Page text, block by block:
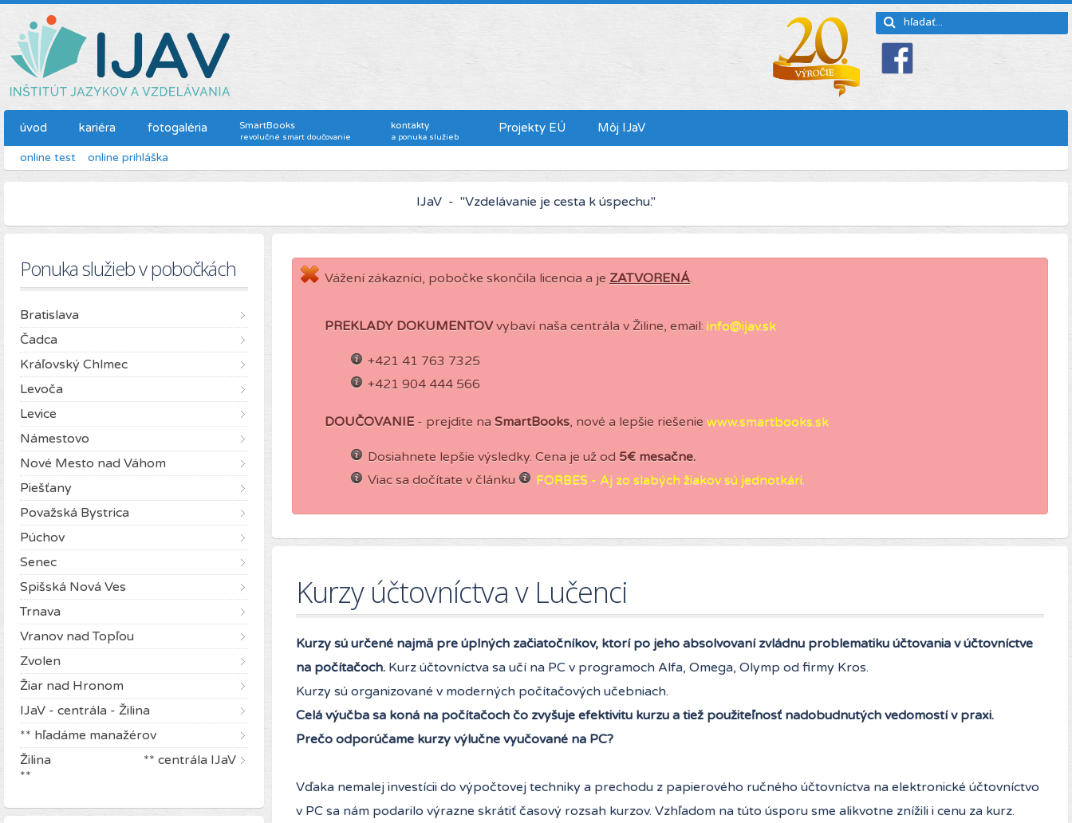
úvod kariéra fotogaléria SmartBooks
revolučné smart doučovanie
kontakty
a ponuka služieb
Projekty EÚ Môj IJaV
online test online prihláška
IJaV - "Vzdelávanie je cesta k úspechu."
IJaV - "Kto chce viac zarábať, musí sa viac vzdelávať."
Vážení zákazníci, pobočke skončila licencia a je ZATVORENÁ.
PREKLADY DOKUMENTOVvybaví naša centrála v Žiline, email: info@ijav.sk
+421 41 763 7325
+421 904 444 566
DOUČOVANIE - prejdite na SmartBooks, nové a lepšie riešenie www.smartbooks.sk
Dosiahnete lepšie výsledky. Cena je už od 5€ mesačne.
Viac sa dočítate v článku
FORBES - Aj zo slabých žiakov sú jednotkári.
Kurzy účtovníctva v Lučenci
Kurzy sú určené najmä pre úplných začiatočníkov, ktorí po jeho absolvovaní zvládnu problematiku účtovania v účtovníctve
na počítačoch. Kurz účtovníctva sa učí na PC v programoch Alfa, Omega, Olymp od firmy Kros.
Kurzy sú organizované v moderných počítačových učebniach.
Celá výučba sa koná na počítačoch čo zvyšuje efektivitu kurzu a tiež použiteľnosť nadobudnutých vedomostí v praxi.
Prečo odporúčame kurzy výlučne vyučované na PC?
Vďaka nemalej investícii do výpočtovej techniky a prechodu z papierového ručného účtovníctva na elektronické účtovníctvo
v PC sa nám podarilo výrazne skrátiť časový rozsah kurzov. Vzhľadom na túto úsporu sme alikvotne znížili i cenu za kurz.
Ponuka služieb v pobočkách
Bratislava
Čadca
Kráľovský Chlmec
Levoča
Levice
Námestovo
Nové Mesto nad Váhom
Piešťany
Považská Bystrica
Púchov
Senec
Spišská Nová Ves
Trnava
Vranov nad Topľou
Zvolen
Žiar nad Hronom
IJaV - centrála - Žilina
** hľadáme manažérov
Žilina ** centrála IJaV
**